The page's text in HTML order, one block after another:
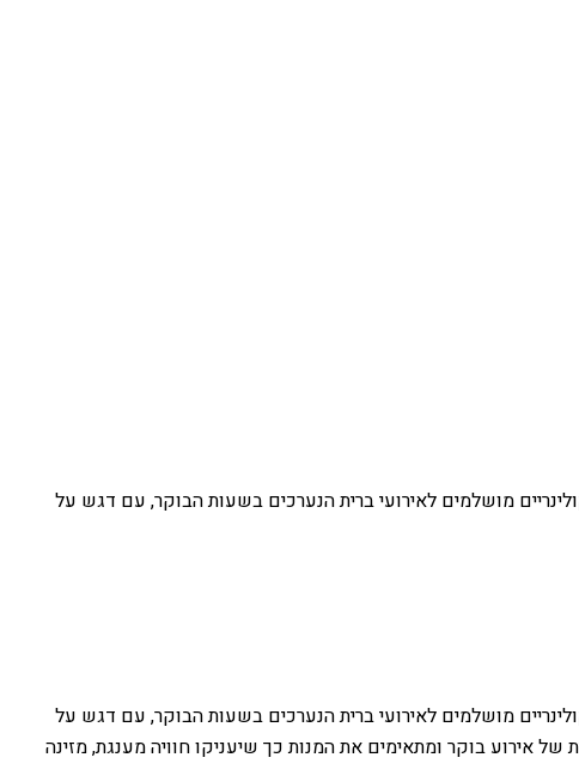
מושלמים לאירועי ברית הנערכים בשעות הבוקר, עם דגש על
מושלמים לאירועי ברית הנערכים בשעות הבוקר, עם דגש על
אירוע בוקר ומתאימים את המנות כך שיעניקו חוויה מענגת, מזינה